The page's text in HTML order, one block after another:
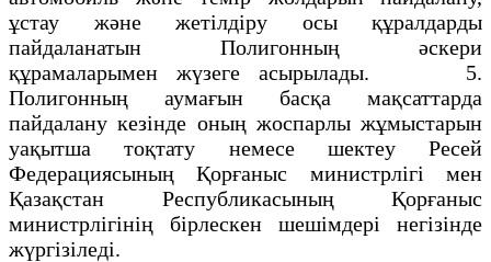
ұстау және жетілдіру осы құралдарды
пайдаланатын Полигонның әскери
құрамаларымен жүзеге асырылады. 5.
Полигонның аумағын басқа мақсаттарда
пайдалану кезінде оның жоспарлы жұмыстарын
уақытша тоқтату немесе шектеу Ресей
Федерациясының Қорғаныс министрлігі мен
Қазақстан Республикасының Қорғаныс
министрлігінің бірлескен шешімдері негізінде
жүргізіледі.